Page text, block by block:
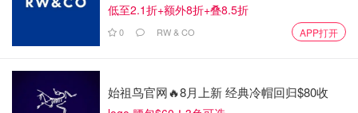
低至2.1折+额外8折+叠8.5折
0 RW & CO APP打开
始祖鸟官网🔥8月上新 经典冷帽回归$80收